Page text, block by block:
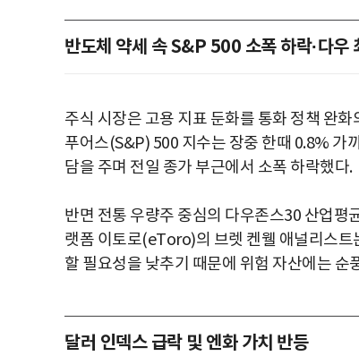
반도체 약세 속 S&P 500 소폭 하락·다우
주식 시장은 고용 지표 둔화를 통화 정책 완
푸어스(S&P) 500 지수는 장중 한때 0.8% 가
담을 주며 전일 종가 부근에서 소폭 하락했다.
반면 전통 우량주 중심의 다우존스30 산업평
랫폼 이토로(eToro)의 브렛 켄웰 애널리스트
할 필요성을 낮추기 때문에 위험 자산에는
달러 인덱스 급락 및 엔화 가치 반등